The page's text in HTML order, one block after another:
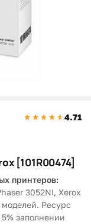
4.71
[101R00474]
принтеров:
3052NI, Xerox
Ресурс
заполнении